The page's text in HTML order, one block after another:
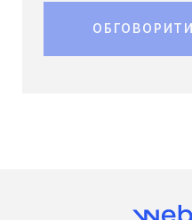
ОБГОВОРИТИ